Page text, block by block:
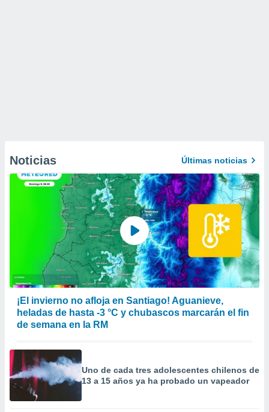
Noticias Últimas noticias
¡El invierno no afloja en Santiago! Aguanieve,
heladas de hasta -3 °C y chubascos marcarán el fin
de semana en la RM
Uno de cada tres adolescentes chilenos de
13 a 15 años ya ha probado un vapeador